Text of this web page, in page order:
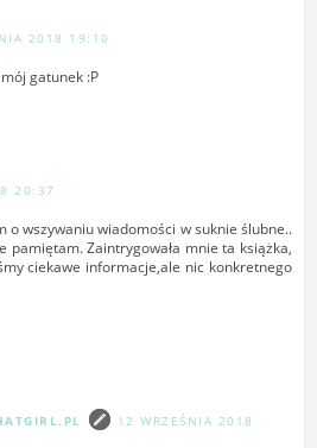
2018 19:10
gatunek :P
20:37
o wszywaniu wiadomości w suknie ślubne..
pamiętam. Zaintrygowała mnie ta książka,
ciekawe informacje,ale nic konkretnego
12 WRZEŚNIA 2018